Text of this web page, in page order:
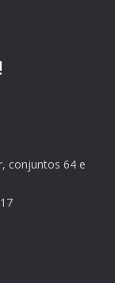
conjuntos 64 e